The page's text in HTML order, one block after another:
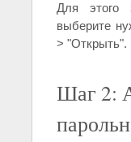
Для этого
выберите
> "Открыть".
Шаг 2: